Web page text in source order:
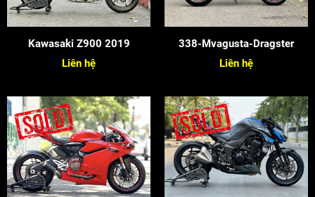
Kawasaki Z900 2019
Liên hệ
338-Mvagusta-Dragster
Liên hệ